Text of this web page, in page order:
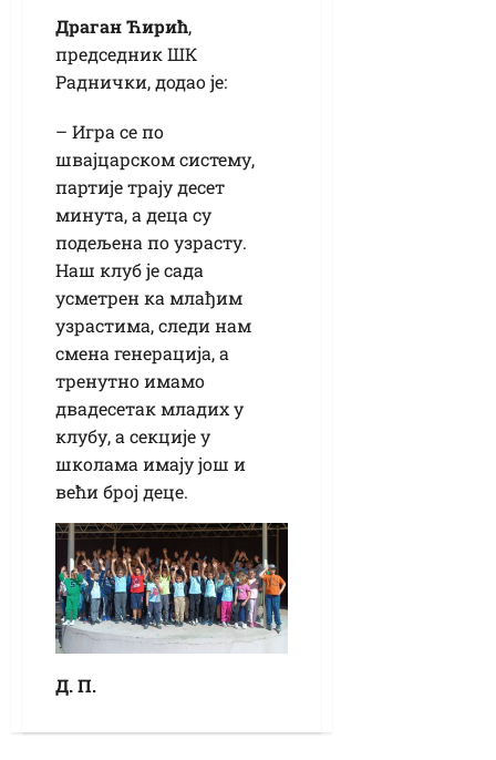
Драган Ћирић,
председник ШК
Раднички, додао је:
– Игра се по
швајцарском систему,
партије трају десет
минута, а деца су
подељена по узрасту.
Наш клуб је сада
усметрен ка млађим
узрастима, следи нам
смена генерација, а
тренутно имамо
двадесетак младих у
клубу, а секције у
школама имају још и
већи број деце.
Д. П.